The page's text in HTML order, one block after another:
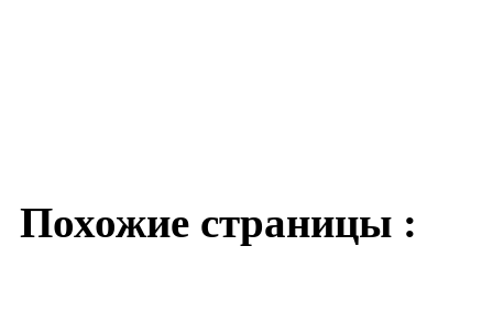
Похожие страницы :